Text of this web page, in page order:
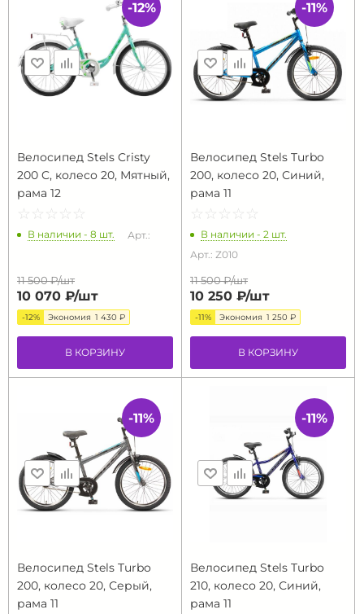
Велосипед Stels Cristy
200 C, колесо 20, Мятный,
рама 12
☆ ☆ ☆ ☆ ☆
★ ★ ★ ★ ★
В наличии - 8 шт. Арт.:
11 500 ₽/шт
10 070 ₽/шт
-12% Экономия 1 430 ₽
В КОРЗИНУ
-12%
Велосипед Stels Turbo
200, колесо 20, Синий,
рама 11
☆ ☆ ☆ ☆ ☆
★ ★ ★ ★ ★
В наличии - 2 шт.
Арт.: Z010
11 500 ₽/шт
10 250 ₽/шт
-11% Экономия 1 250 ₽
В КОРЗИНУ
-11%
Велосипед Stels Turbo
200, колесо 20, Серый,
рама 11
-11%
Велосипед Stels Turbo
210, колесо 20, Синий,
рама 11
-11%